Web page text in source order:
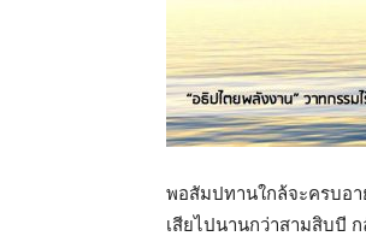
พอสัมปทานใกล้จะครบอ
เสียไปนานกว่าสามสิบป